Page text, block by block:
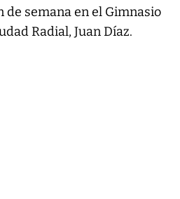
semana en el Gimnasio
Radial, Juan Díaz.